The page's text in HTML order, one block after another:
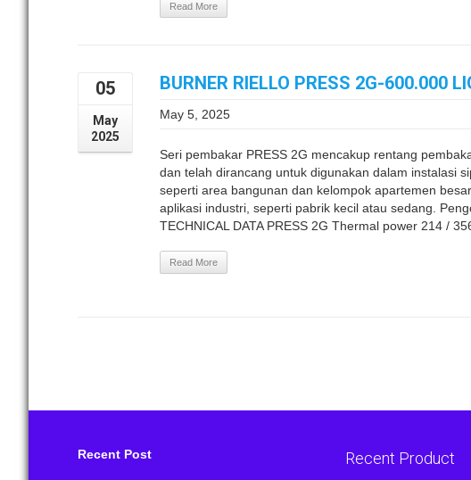
Read More
05
May
2025
BURNER RIELLO PRESS 2G-600.000
May 5, 2025
Seri pembakar PRESS 2G mencakup rentang
dan telah dirancang untuk digunakan dalam instalasi
seperti area bangunan dan kelompok apartemen
aplikasi industri, seperti pabrik kecil atau sedang.
TECHNICAL DATA PRESS 2G Thermal power 214 / 356
Read More
Recent Post Recent Product